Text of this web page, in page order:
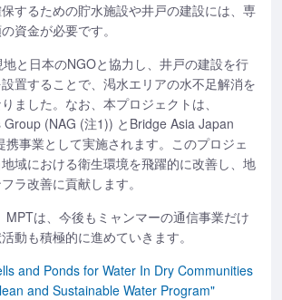
するための貯水施設や井戸の建設には、専
資金が必要です。
と日本のNGOと協力し、井戸の建設を行
置することで、渇水エリアの水不足解消を
ました。なお、本プロジェクトは、
Group (NAG (注1)) とBridge Asia Japan
携事業として実施されます。このプロジェ
域における衛生環境を飛躍的に改善し、地
ラ改善に貢献します。
MPTは、今後もミャンマーの通信事業だけ
動も積極的に進めていきます。
and Ponds for Water In Dry Communities
and Sustainable Water Program"